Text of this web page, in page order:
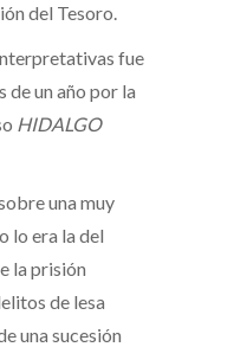
del Tesoro.
fue
de un año por la
HIDALGO
una muy
lo era la del
la prisión
de lesa
una sucesión